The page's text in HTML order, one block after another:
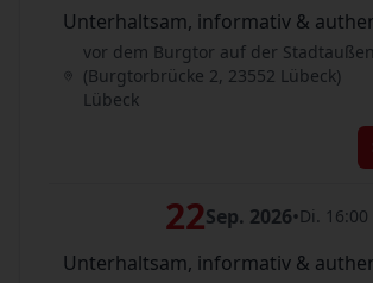
Unterhaltsam, informativ &
vor dem Burgtor auf der
(Burgtorbrücke 2, 23552 Lübeck)
Lübeck
22Sep. 2026•Di. 16:00
Unterhaltsam, informativ &